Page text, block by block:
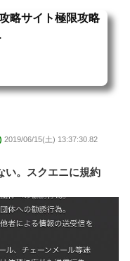
略サイト極限攻略
2019/06/15(土) 13:37:30.82
い。スクエニに規約